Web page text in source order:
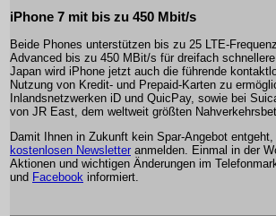
iPhone 7 mit bis zu 450 Mbit/s
Beide Phones unterstützen bis zu 25 LTE-
Advanced bis zu 450 MBit/s für dreifach
Japan wird iPhone jetzt auch die führende
Nutzung von Kredit- und Prepaid-Karten zu
Inlandsnetzwerken iD und QuicPay, sowie bei
von JR East, dem weltweit größten
Damit Ihnen in Zukunft kein Spar-Angebot
kostenlosen Newsletter anmelden. Einmal in der
Aktionen und wichtigen Änderungen im
und Facebook informiert.